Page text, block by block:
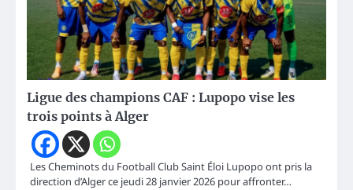
Ligue des champions CAF : Lupopo vise les
trois points à Alger
Les Cheminots du Football Club Saint Éloi Lupopo ont pris la
direction d’Alger ce jeudi 28 janvier 2026 pour affronter…